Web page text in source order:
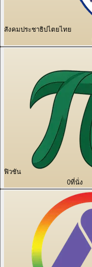
สังคมประชาธิปไตยไทย
ฟิวชัน
0ที่นั่ง